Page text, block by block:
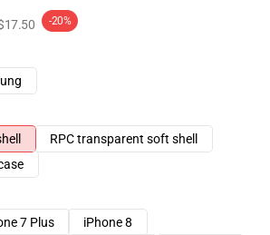
-20%
RPC transparent soft shell
7 Plus
iPhone 8